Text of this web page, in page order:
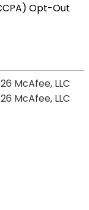
McAfee, LLC
McAfee, LLC